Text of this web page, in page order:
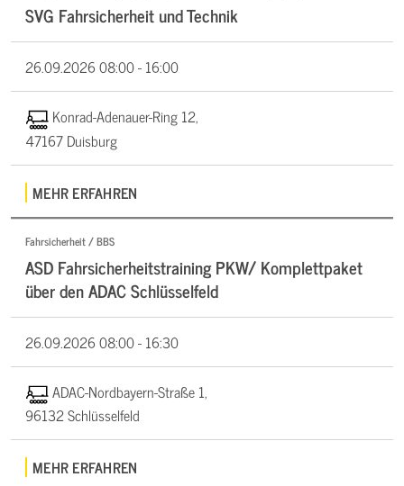
SVG Fahrsicherheit und Technik
26.09.202608:00 - 16:00
Konrad-Adenauer-Ring 12,
47167 Duisburg
MEHR ERFAHREN
Fahrsicherheit / BBS
ASD Fahrsicherheitstraining PKW/ Komplettpaket
über den ADAC Schlüsselfeld
26.09.202608:00 - 16:30
ADAC-Nordbayern-Straße 1,
96132 Schlüsselfeld
MEHR ERFAHREN